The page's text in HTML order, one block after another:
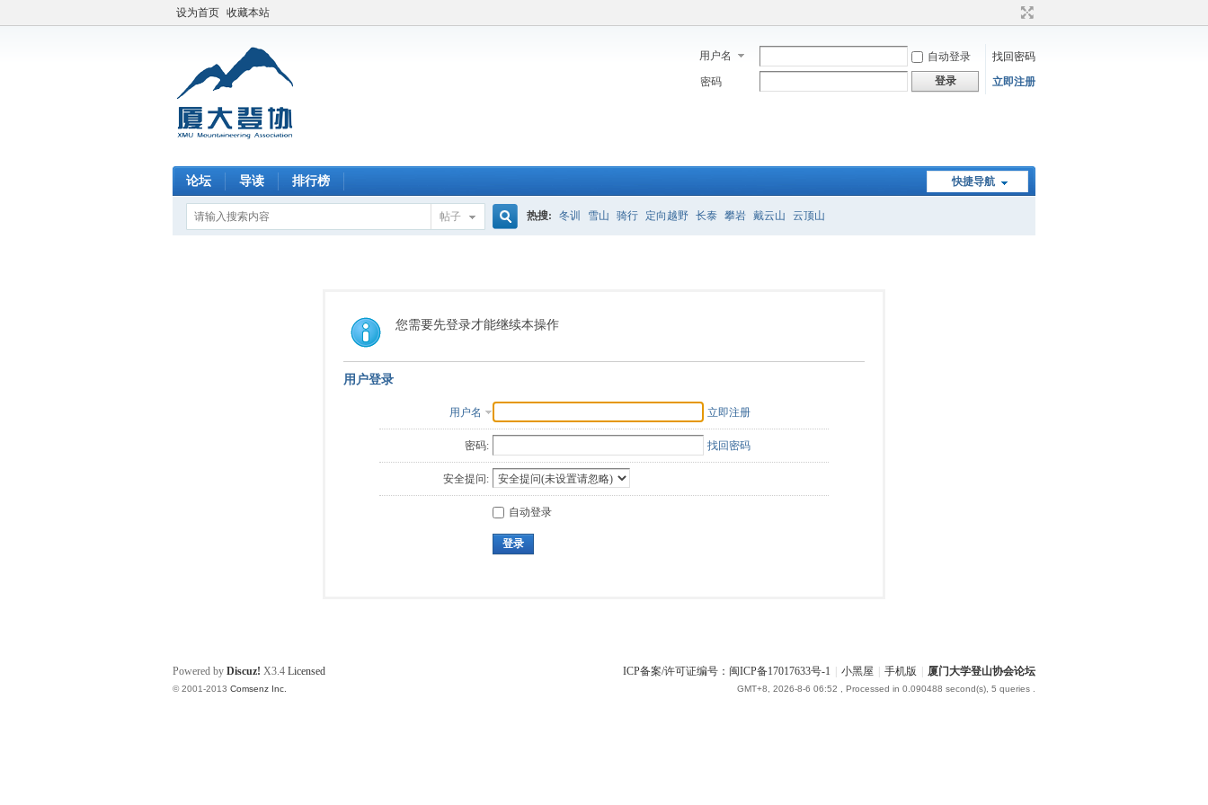
设为首页 收藏本站
用户名 自动登录
找回密码
密码
登录 立即注册
快捷导航
论坛 导读 排行榜
帖子
索
热搜: 冬训 雪山 骑行 定向越野 长泰 攀岩 戴云山 云顶山
您需要先登录才能继续本操作
用户登录
用户名 立即注册
密码: 找回密码
安全提问:
自动登录
登录
ICP备案/许可证编号：闽ICP备17017633号-1 小黑屋 手机版 厦门大学登山协会论坛
GMT+8, 2026-8-6 06:52 , Processed in 0.090488 second(s), 5 queries .
Powered by Discuz! X3.4 Licensed
© 2001-2013 Comsenz Inc.